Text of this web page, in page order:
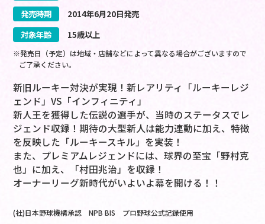
発売時期
2014年6月20日発売
対象年齢
15歳以上
※発売日（予定）は地域・店舗などによって異なる場合がございますので
ご了承ください。
新旧ルーキー対決が実現！新レアリティ「ルーキーレジ
ェンド」VS「インフィニティ」
新人王を獲得した伝説の選手が、当時のステータスでレ
ジェンド収録！期待の大型新人は能力連動に加え、特徴
を反映した「ルーキースキル」を実装！
また、プレミアムレジェンドには、球界の至宝「野村克
也」に加え、「村田兆治」を収録！
オーナーリーグ新時代がいよいよ幕を開ける！！
(社)日本野球機構承認 NPB BIS プロ野球公式記録使用